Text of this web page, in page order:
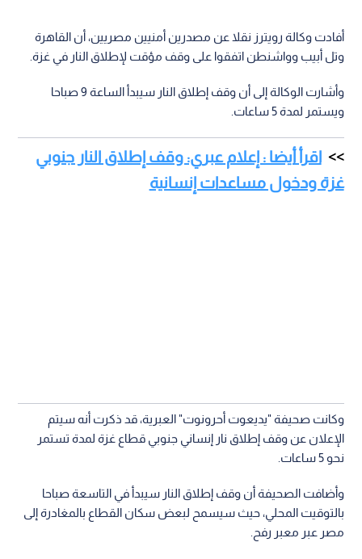
أفادت وكالة رويترز نقلا عن مصدرين أمنيين مصريين، أن القاهرة
وتل أبيب وواشنطن اتفقوا على وقف مؤقت لإطلاق النار في غزة.
وأشارت الوكالة إلى أن وقف إطلاق النار سيبدأ الساعة 9 صباحا
ويستمر لمدة 5 ساعات.
اقرأ أيضا : إعلام عبري: وقف إطلاق النار جنوبي
غزة ودخول مساعدات إنسانية
وكانت صحيفة "يديعوت أحرونوت" العبرية، قد ذكرت أنه سيتم
الإعلان عن وقف إطلاق نار إنساني جنوبي قطاع غزة لمدة تستمر
نحو 5 ساعات.
وأضافت الصحيفة أن وقف إطلاق النار سيبدأ في التاسعة صباحا
بالتوقيت المحلي، حيث سيسمح لبعض سكان القطاع بالمغادرة إلى
مصر عبر معبر رفح.